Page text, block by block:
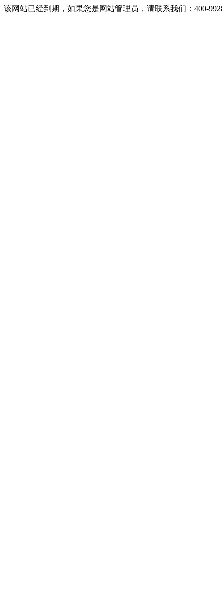
该网站已经到期，如果您是网站管理员，请联系我们：400-